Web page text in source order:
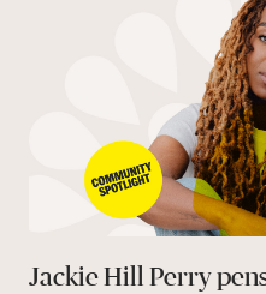
Jackie Hill Perry